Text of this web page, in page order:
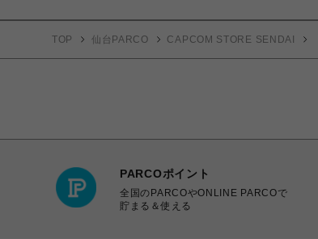
TOP 仙台PARCO CAPCOM STORE SENDAI
PARCOポイント
全国のPARCOやONLINE PARCOで
貯まる＆使える